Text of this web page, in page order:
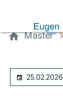
Master
25.02.2026